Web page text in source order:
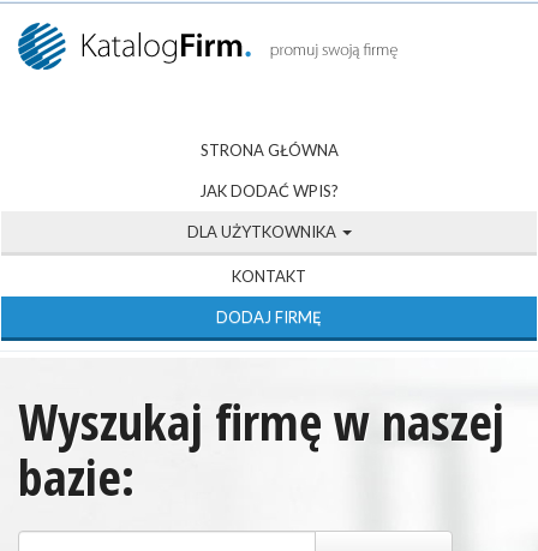
STRONA GŁÓWNA
JAK DODAĆ WPIS?
DLA UŻYTKOWNIKA
KONTAKT
DODAJ FIRMĘ
Wyszukaj firmę w naszej
bazie: